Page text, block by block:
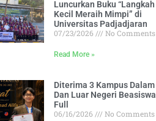
Luncurkan Buku “Langkah
Kecil Meraih Mimpi” di
Universitas Padjadjaran
07/23/2026
No Comments
Read More »
Diterima 3 Kampus Dalam
Dan Luar Negeri Beasiswa
Full
06/16/2026
No Comments